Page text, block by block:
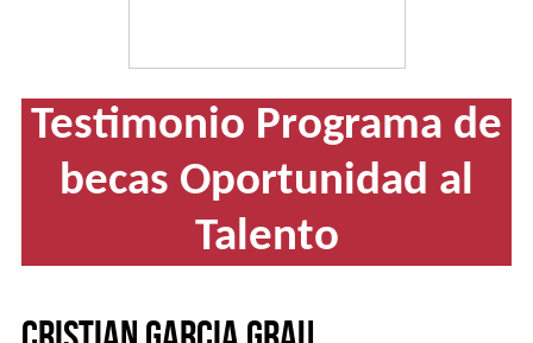
Fundación
Once.
Ir
a
inicio
Testimonio Programa de
becas Oportunidad al
Talento